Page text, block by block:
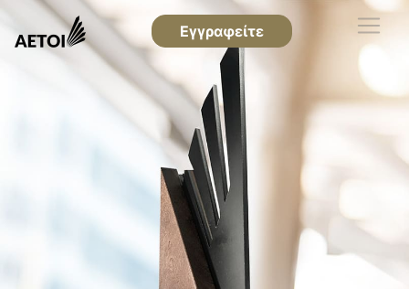
Εγγραφείτε